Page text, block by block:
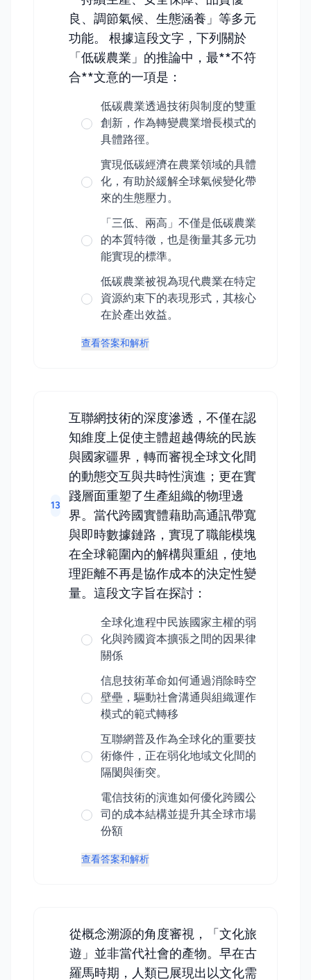
良、調節氣候、生態涵養」等多元
功能。 根據這段文字，下列關於
「低碳農業」的推論中，最**不符
合**文意的一項是：
低碳農業透過技術與制度的雙重
創新，作為轉變農業增長模式的
具體路徑。
實現低碳經濟在農業領域的具體
化，有助於緩解全球氣候變化帶
來的生態壓力。
「三低、兩高」不僅是低碳農業
的本質特徵，也是衡量其多元功
能實現的標準。
低碳農業被視為現代農業在特定
資源約束下的表現形式，其核心
在於產出效益。
查看答案和解析
13
互聯網技術的深度滲透，不僅在認
知維度上促使主體超越傳統的民族
與國家疆界，轉而審視全球文化間
的動態交互與共時性演進；更在實
踐層面重塑了生產組織的物理邊
界。當代跨國實體藉助高通訊帶寬
與即時數據鏈路，實現了職能模塊
在全球範圍內的解構與重組，使地
理距離不再是協作成本的決定性變
量。這段文字旨在探討：
全球化進程中民族國家主權的弱
化與跨國資本擴張之間的因果律
關係
信息技術革命如何通過消除時空
壁壘，驅動社會溝通與組織運作
模式的範式轉移
互聯網普及作為全球化的重要技
術條件，正在弱化地域文化間的
隔閡與衝突。
電信技術的演進如何優化跨國公
司的成本結構並提升其全球市場
份額
查看答案和解析
從概念溯源的角度審視，「文化旅
遊」並非當代社會的產物。早在古
羅馬時期，人類已展現出以文化需